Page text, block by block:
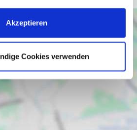
Akzeptieren
Cookies verwenden